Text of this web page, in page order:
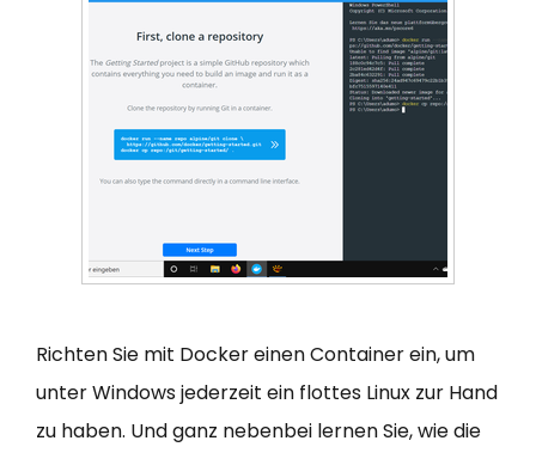
Richten Sie mit Docker einen Container ein, um
unter Windows jederzeit ein flottes Linux zur Hand
zu haben. Und ganz nebenbei lernen Sie, wie die